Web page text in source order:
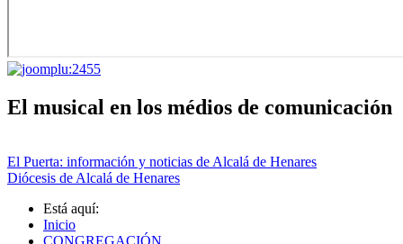
El musical en los médios de comunicación
El Puerta: información y noticias de Alcalá de Henares
Diócesis de Alcalá de Henares
Está aquí:
Inicio
CONGREGACIÓN